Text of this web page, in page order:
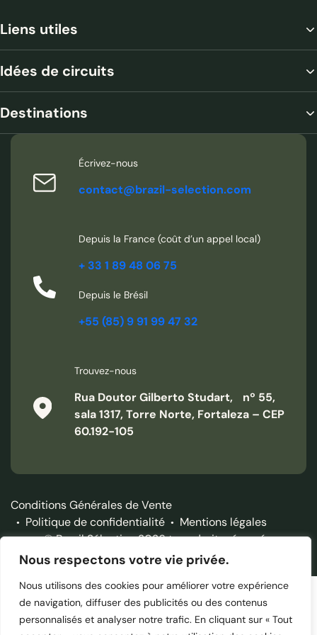
Nous respectons votre vie privée.
Nous utilisons des cookies pour améliorer votre expérience
de navigation, diffuser des publicités ou des contenus
personnalisés et analyser notre trafic. En cliquant sur « Tout
Liens utiles
Idées de circuits
Destinations
Écrivez-nous
contact@brazil-selection.com
Depuis la France (coût d’un appel local)
+ 33 1 89 48 06 75
Depuis le Brésil
+55 (85) 9 91 99 47 32
Trouvez-nous
Rua Doutor Gilberto Studart, nº 55,
sala 1317, Torre Norte, Fortaleza – CEP
60.192-105
Conditions Générales de Vente
Politique de confidentialité
Mentions légales
© Brazil Sélection 2026 tous droits réservés.